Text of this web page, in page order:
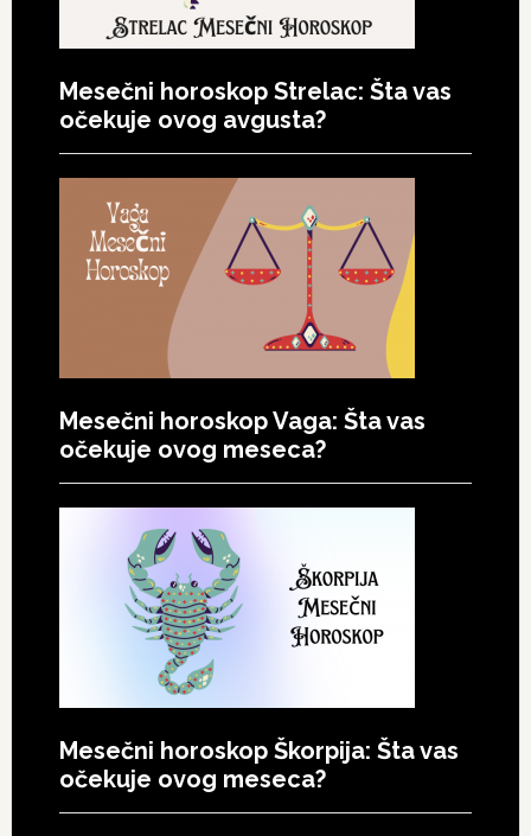
Mesečni horoskop Strelac: Šta vas
očekuje ovog avgusta?
Mesečni horoskop Vaga: Šta vas
očekuje ovog meseca?
Mesečni horoskop Škorpija: Šta vas
očekuje ovog meseca?